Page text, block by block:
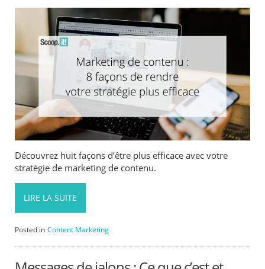
Découvrez huit façons d’être plus efficace avec votre
stratégie de marketing de contenu.
LIRE LA SUITE
Posted in Content Marketing